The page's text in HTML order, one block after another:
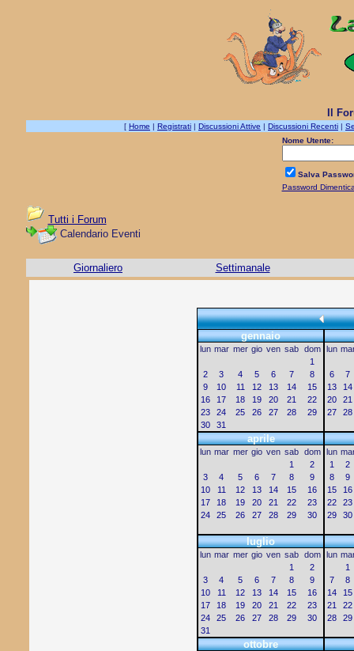
Il
[ Home | Registrati | Discussioni Attive | Discussioni Recenti |
Nome Utente:
Salva
Password
Tutti i Forum
Calendario Eventi
Giornaliero Settimanale
gennaio
lun mar mer gio ven sab dom
1
2
3 4 5 6 7
8
9
10 11 12 13 14
15
16
17 18 19 20 21
22
23
24 25 26 27 28
29
30
31
lun
6
7
13
14
20
21
27
28
aprile
lun mar mer gio ven sab dom
1
2
3
4 5 6 7 8
9
10
11 12 13 14 15
16
17
18 19 20 21 22
23
24
25 26 27 28 29 30
lun
1
2
8
9
15
16
22
23
29
30
luglio
lun mar mer gio ven sab dom
1
2
3
4 5 6 7 8
9
10
11 12 13 14 15
16
17
18 19 20 21 22
23
24
25 26 27 28 29
30
31
lun
1
7
8
14
15
21
22
28
29
ottobre